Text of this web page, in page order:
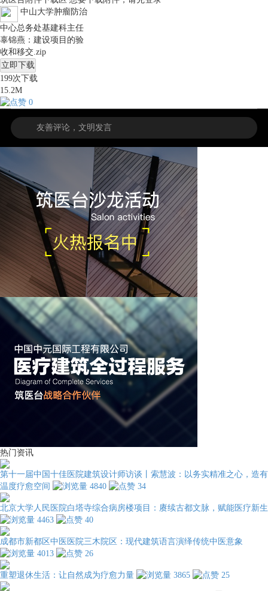
中山大学肿瘤防治
中心总务处基建科主任
辜锦燕：建设项目的验
收和移交.zip
立即下载
199次下载
15.2M
0
热门资讯
第十一届中国十佳医院建筑设计师访谈丨索慧波：以务实精准之心，造有
温度疗愈空间
4840 34
北京大学人民医院白塔寺综合病房楼项目：赓续古都文脉，赋能医疗新生
4463
40
成都市新都区中医医院三木院区：现代建筑语言演绎传统中医意象
4013
26
重塑退休生活：让自然成为疗愈力量 3865 25